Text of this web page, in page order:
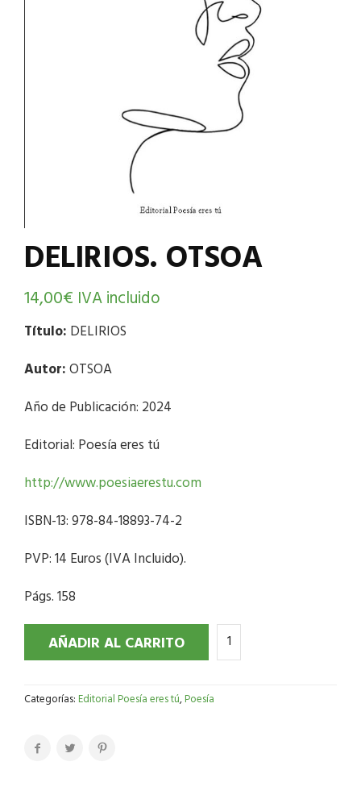
DELIRIOS. OTSOA
14,00€ IVA incluido
Título: DELIRIOS
Autor:OTSOA
Año de Publicación: 2024
Editorial: Poesía eres tú
http://www.poesiaerestu.com
ISBN-13: 978-84-18893-74-2
PVP: 14 Euros (IVA Incluido).
Págs. 158
AÑADIR AL CARRITO
Categorías:Editorial Poesía eres tú,Poesía